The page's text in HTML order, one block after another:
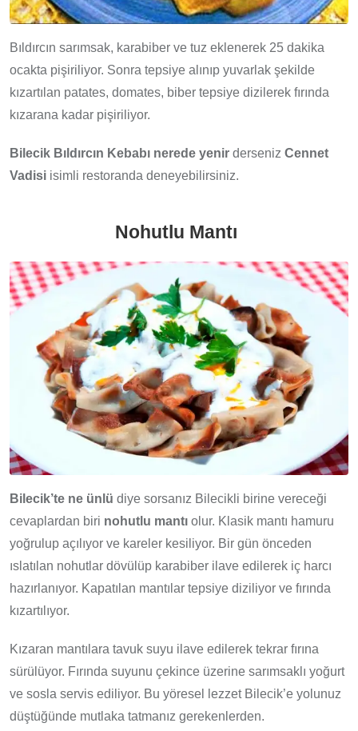
Bıldırcın sarımsak, karabiber ve tuz eklenerek 25 dakika
ocakta pişiriliyor. Sonra tepsiye alınıp yuvarlak şekilde
kızartılan patates, domates, biber tepsiye dizilerek fırında
kızarana kadar pişiriliyor.
Bilecik Bıldırcın Kebabı nerede yenir derseniz Cennet
Vadisi isimli restoranda deneyebilirsiniz.
Nohutlu Mantı
Bilecik’te ne ünlü diye sorsanız Bilecikli birine vereceği
cevaplardan biri nohutlu mantı olur. Klasik mantı hamuru
yoğrulup açılıyor ve kareler kesiliyor. Bir gün önceden
ıslatılan nohutlar dövülüp karabiber ilave edilerek iç harcı
hazırlanıyor. Kapatılan mantılar tepsiye diziliyor ve fırında
kızartılıyor.
Kızaran mantılara tavuk suyu ilave edilerek tekrar fırına
sürülüyor. Fırında suyunu çekince üzerine sarımsaklı yoğurt
ve sosla servis ediliyor. Bu yöresel lezzet Bilecik’e yolunuz
düştüğünde mutlaka tatmanız gerekenlerden.